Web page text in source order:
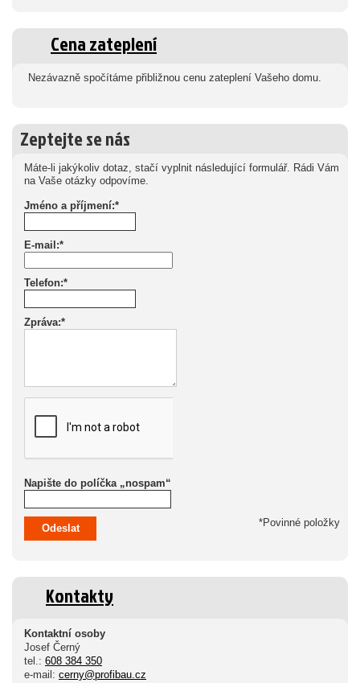
Cena zateplení
Nezávazně spočítáme přibližnou cenu zateplení Vašeho domu.
Zeptejte se nás
Máte-li jakýkoliv dotaz, stačí vyplnit následující formulář. Rádi Vám
na Vaše otázky odpovíme.
Jméno a příjmení:*
E-mail:*
Telefon:*
Zpráva:*
Napište do políčka „nospam“
*Povinné položky
Odeslat
Kontakty
Kontaktní osoby
Josef Černý
tel.: 608 384 350
e-mail: cerny@profibau.cz